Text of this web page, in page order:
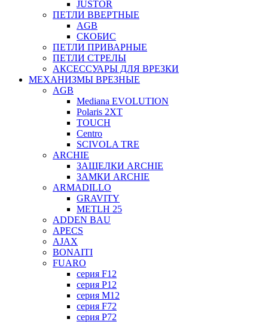
JUSTOR
ПЕТЛИ ВВЕРТНЫЕ
AGB
СКОБИС
ПЕТЛИ ПРИВАРНЫЕ
ПЕТЛИ СТРЕЛЫ
АКСЕССУАРЫ ДЛЯ ВРЕЗКИ
МЕХАНИЗМЫ ВРЕЗНЫЕ
AGB
Mediana EVOLUTION
Polaris 2XT
TOUCH
Centro
SCIVOLA TRE
ARCHIE
ЗАЩЕЛКИ ARCHIE
ЗАМКИ ARCHIE
ARMADILLO
GRAVITY
METLH 25
ADDEN BAU
APECS
AJAX
BONAITI
FUARO
серия F12
серия P12
серия M12
серия F72
серия P72